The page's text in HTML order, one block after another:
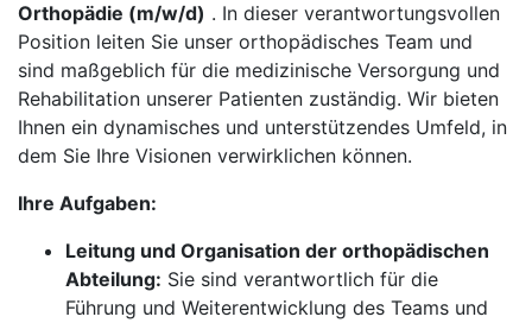
Orthopädie (m/w/d) . In dieser verantwortungsvollen
Position leiten Sie unser orthopädisches Team und
sind maßgeblich für die medizinische Versorgung und
Rehabilitation unserer Patienten zuständig. Wir bieten
Ihnen ein dynamisches und unterstützendes Umfeld, in
dem Sie Ihre Visionen verwirklichen können.
Ihre Aufgaben:
Leitung und Organisation der orthopädischen
Abteilung: Sie sind verantwortlich für die
Führung und Weiterentwicklung des Teams und